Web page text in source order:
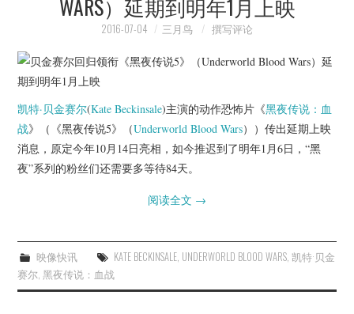
2016-07-04 三月鸟 撰写评论
凯特·贝金赛尔(Kate Beckinsale)主演的动作恐怖片《黑夜传说：血
战》（《黑夜传说5》（Underworld Blood Wars））传出延期上映
消息，原定今年10月14日亮相，如今推迟到了明年1月6日，“黑
夜”系列的粉丝们还需要多等待84天。
阅读全文 →
映像快讯 KATE BECKINSALE, UNDERWORLD BLOOD WARS, 凯特·贝金
赛尔,黑夜传说：血战